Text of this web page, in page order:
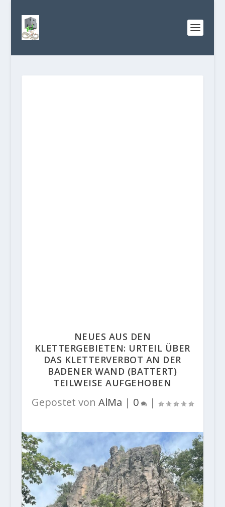
NEUES AUS DEN
KLETTERGEBIETEN: URTEIL ÜBER
DAS KLETTERVERBOT AN DER
BADENER WAND (BATTERT)
TEILWEISE AUFGEHOBEN
Gepostet von AlMa | 0 |